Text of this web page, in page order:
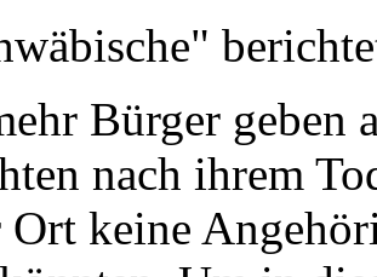
Bürger geben
nach ihrem
keine